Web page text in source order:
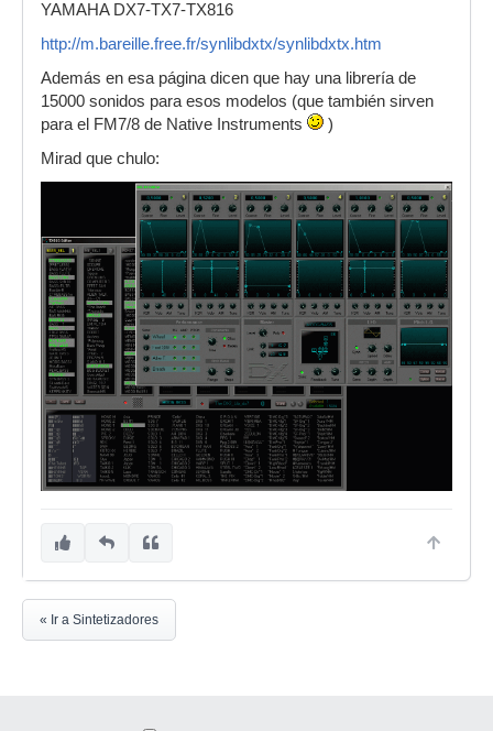
YAMAHA DX7-TX7-TX816
http://m.bareille.free.fr/synlibdxtx/synlibdxtx.htm
Además en esa página dicen que hay una librería de
15000 sonidos para esos modelos (que también sirven
para el FM7/8 de Native Instruments
)
Mirad que chulo:
« Ir a Sintetizadores